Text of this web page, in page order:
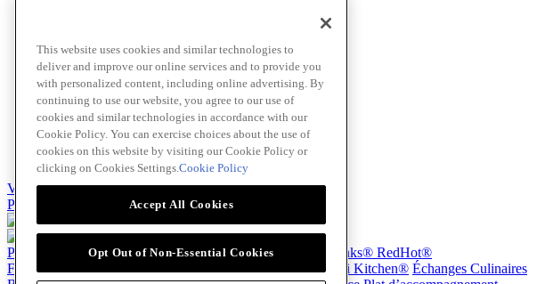
Voir
Linguine Alle Vongole
Voir
Voir tout
Passer au contenu principal(Skip)
Produits Billy Bee® Cattlemen's® Club House®
Franks® RedHot®
French's®
Thai Kitchen® Échanges Culinaires
This website uses cookies and similar technologies to
deliver and improve our online services and to provide you
with personalized content, including online advertising. By
continuing to use our website, you agree to our use of
cookies and similar technologies in accordance with our
Cookie Policy. You can exercise choices about the use of
cookies on this website by visiting our Cookie Policy or
clicking on Cookies Settings.Cookie Policy
Accept All Cookies
Opt Out of Non-Essential Cookies